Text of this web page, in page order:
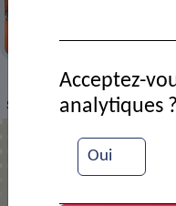
> VIE MUNICIPALE
Starmaniac
Oui
Acceptez-
analytiques ?